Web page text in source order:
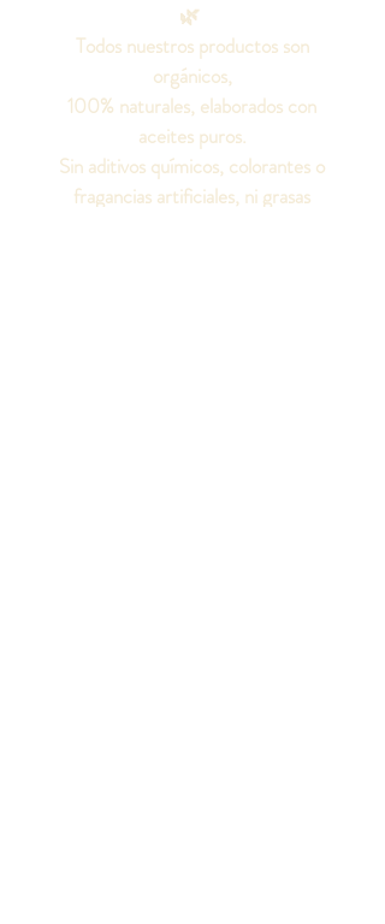
🌿
Todos nuestros productos son
orgánicos,
100% naturales, elaborados con
aceites puros.
Sin aditivos químicos, colorantes o
fragancias artificiales, ni grasas